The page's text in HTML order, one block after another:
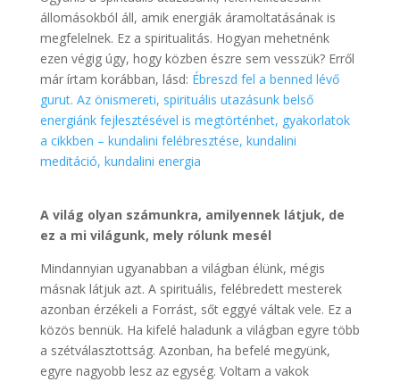
állomásokból áll, amik energiák áramoltatásának is
megfelelnek. Ez a spiritualitás. Hogyan mehetnénk
ezen végig úgy, hogy közben észre sem vesszük? Erről
már írtam korábban, lásd: Ébreszd fel a benned lévő
gurut. Az önismereti, spirituális utazásunk belső
energiánk fejlesztésével is megtörténhet, gyakorlatok
a cikkben – kundalini felébresztése, kundalini
meditáció, kundalini energia
A világ olyan számunkra, amilyennek látjuk, de
ez a mi világunk, mely rólunk mesél
Mindannyian ugyanabban a világban élünk, mégis
másnak látjuk azt. A spirituális, felébredett mesterek
azonban érzékeli a Forrást, sőt eggyé váltak vele. Ez a
közös bennük. Ha kifelé haladunk a világban egyre több
a szétválasztottság. Azonban, ha befelé megyünk,
egyre nagyobb lesz az egység. Voltam a vakok